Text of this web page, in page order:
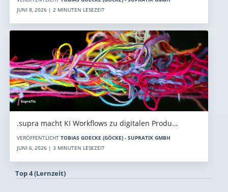
JUNI 8, 2026 | 2 MINUTEN LESEZEIT
.supra macht KI Workflows zu digitalen Produ…
VERÖFFENTLICHT TOBIAS GOECKE (GÖCKE) - SUPRATIX GMBH
JUNI 6, 2026 | 3 MINUTEN LESEZEIT
Top 4 (Lernzeit)